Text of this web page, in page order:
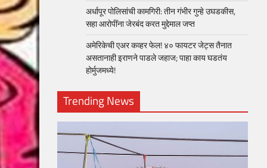
अर्धापूर पोलिसांची कामगिरी: तीन गंभीर गुन्हे उघडकीस,
सहा आरोपींना जेरबंद करत मुद्देमाल जप्त
अमेरिकेची एअर कव्हर फेल! ४० फायटर जेट्स तैनात
असतानाही इराणने पाडले जहाज; पाहा काय घडतंय
होर्मुजमध्ये!
Trending News